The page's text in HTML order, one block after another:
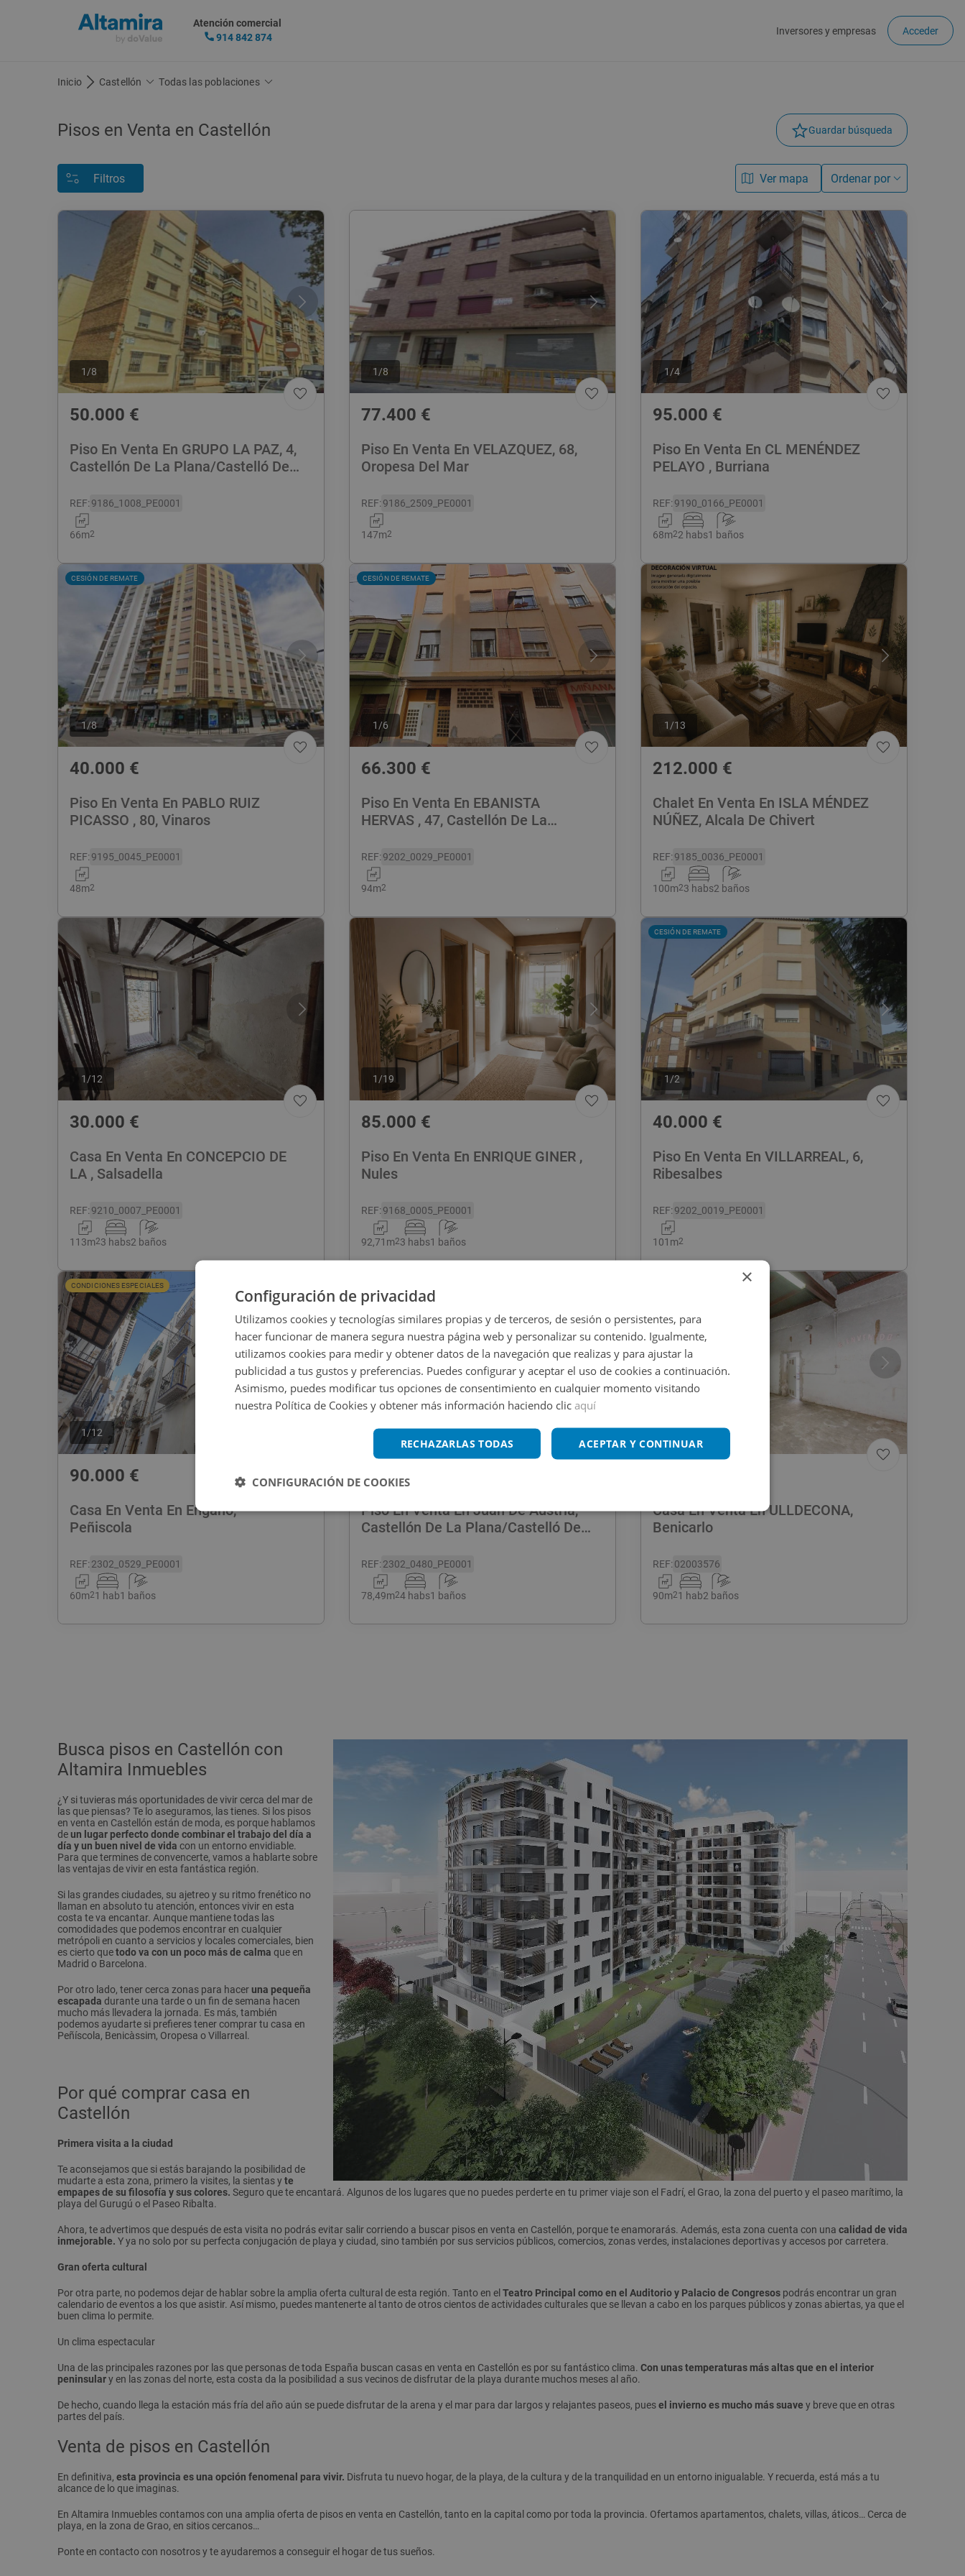
Atención comercial
914 842 874
Inversores y empresas Acceder
Inicio Castellón Todas las poblaciones
Pisos en Venta en Castellón Guardar búsqueda
Filtros Ver mapa Ordenar por
1 /8
50.000 €
Piso En Venta En GRUPO LA PAZ, 4,
Castellón De La Plana/Castelló De
REF:9186_1008_PE0001
66m2
1 /8
77.400 €
Piso En Venta En VELAZQUEZ, 68,
Oropesa Del Mar
REF:9186_2509_PE0001
147m2
1 /4
95.000 €
Piso En Venta En CL MENÉNDEZ
PELAYO , Burriana
REF:9190_0166_PE0001
68m22 habs1 baños
1 /8
CESIÓN DE REMATE
40.000 €
Piso En Venta En PABLO RUIZ
PICASSO , 80, Vinaros
REF:9195_0045_PE0001
48m2
1 /6
CESIÓN DE REMATE
66.300 €
Piso En Venta En EBANISTA
HERVAS , 47, Castellón De La
REF:9202_0029_PE0001
94m2
1 /13
212.000 €
Chalet En Venta En ISLA MÉNDEZ
NÚÑEZ, Alcala De Chivert
REF:9185_0036_PE0001
100m23 habs2 baños
1 /12
30.000 €
Casa En Venta En CONCEPCIO DE
LA , Salsadella
REF:9210_0007_PE0001
113m23 habs2 baños
1 /19
85.000 €
Piso En Venta En ENRIQUE GINER ,
Nules
REF:9168_0005_PE0001
92,71 m23 habs1 baños
1 /2
CESIÓN DE REMATE
40.000 €
Piso En Venta En VILLARREAL, 6,
Ribesalbes
REF:9202_0019_PE0001
101 m2
1 /12
CONDICIONES ESPECIALES
90.000 €
Casa En Venta En Engaño,
Peñiscola
REF:2302_0529_PE0001
60m21 hab1 baños
1/15
95.000
Piso En Venta En Juan De Austria,
Castellón De La Plana/Castelló De
REF:2302_0480_PE0001
78,49m24 habs1 baños
Casa En Venta En ULLDECONA,
Benicarlo
REF:02003576
90m21 hab2 baños
Busca pisos en Castellón con
Altamira Inmuebles
¿Y si tuvieras más oportunidades de vivir cerca del mar de
las que piensas? Te lo aseguramos, las tienes. Si los pisos
en venta en Castellón están de moda, es porque hablamos
deun lugar perfecto donde combinar el trabajo del día a
día y un buen nivel de vida con un entorno envidiable.
Para que termines de convencerte, vamos a hablarte sobre
las ventajas de vivir en esta fantástica región.
Si las grandes ciudades, su ajetreo y su ritmo frenético no
llaman en absoluto tu atención, entonces vivir en esta
costa te va encantar. Aunque mantiene todas las
comodidades que podemos encontrar en cualquier
metrópoli en cuanto a servicios y locales comerciales, bien
es cierto quetodo va con un poco más de calma que en
Madrid o Barcelona.
Por otro lado, tener cerca zonas para haceruna pequeña
escapada durante una tarde o un fin de semana hacen
mucho más llevadera la jornada. Es más, también
podemos ayudarte si prefieres tener comprar tu casa en
Peñíscola, Benicàssim, Oropesa o Villarreal.
Por qué comprar casa en
Castellón
Primera visita a la ciudad
Te aconsejamos que si estás barajando la posibilidad de
mudarte a esta zona, primero la visites, la sientas yte
empapes de su filosofía y sus colores. Seguro que te encantará. Algunos de los lugares que no puedes perderte en tu primer viaje son el Fadrí, el Grao, la zona del puerto y el paseo marítimo, la
playa del Gurugú o el Paseo Ribalta.
Ahora, te advertimos que después de esta visita no podrás evitar salir corriendo a buscar pisos en venta en Castellón, porque te enamorarás. Además, esta zona cuenta con una calidad de vida
inmejorable. Y ya no solo por su perfecta conjugación de playa y ciudad, sino también por sus servicios públicos, comercios, zonas verdes, instalaciones deportivas y accesos por carretera.
Gran oferta cultural
Por otra parte, no podemos dejar de hablar sobre la amplia oferta cultural de esta región. Tanto en el Teatro Principal como en el Auditorio y Palacio de Congresos podrás encontrar un gran
calendario de eventos a los que asistir. Así mismo, puedes mantenerte al tanto de otros cientos de actividades culturales que se llevan a cabo en los parques públicos y zonas abiertas, ya que el
buen clima lo permite.
Un clima espectacular
Una de las principales razones por las que personas de toda España buscan casas en venta en Castellón es por su fantástico clima. Con unas temperaturas más altas que en el interior
peninsulary en las zonas del norte, esta costa da la posibilidad a sus vecinos de disfrutar de la playa durante muchos meses al año.
De hecho, cuando llega la estación más fría del año aún se puede disfrutar de la arena y el mar para dar largos y relajantes paseos, puesel invierno es mucho más suave y breve que en otras
partes del país.
Venta de pisos en Castellón
En definitiva, esta provincia es una opción fenomenal para vivir. Disfruta tu nuevo hogar, de la playa, de la cultura y de la tranquilidad en un entorno inigualable. Y recuerda, está más a tu
alcance de lo que imaginas.
En Altamira Inmuebles contamos con una amplia oferta de pisos en venta en Castellón, tanto en la capital como por toda la provincia. Ofertamos apartamentos, chalets, villas, áticos… Cerca de
playa, en la zona de Grao, en sitios cercanos…
Ponte en contacto con nosotros y te ayudaremos a conseguir el hogar de tus sueños.
×
Configuración de privacidad
Utilizamos cookies y tecnologías similares propias y de terceros, de sesión o persistentes, para
hacer funcionar de manera segura nuestra página web y personalizar su contenido. Igualmente,
utilizamos cookies para medir y obtener datos de la navegación que realizas y para ajustar la
publicidad a tus gustos y preferencias. Puedes configurar y aceptar el uso de cookies a continuación.
Asimismo, puedes modificar tus opciones de consentimiento en cualquier momento visitando
nuestra Política de Cookies y obtener más información haciendo clic aquí
ACEPTAR Y CONTINUAR
RECHAZARLAS TODAS
CONFIGURACIÓN DE COOKIES